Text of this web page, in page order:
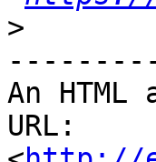
>
An
URL: